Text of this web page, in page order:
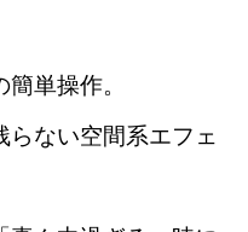
単操作。
らない空間系エフェ